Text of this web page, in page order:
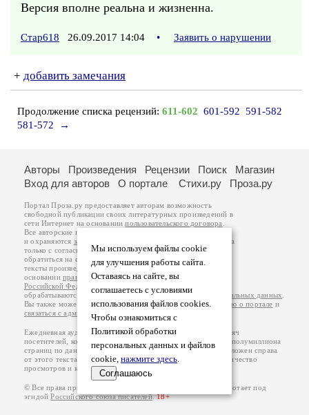
Версия вполне реальна и жизненна.
Стар618 26.09.2017 14:04 • Заявить о нарушении
+ добавить замечания
Продолжение списка рецензий: 611-602 601-592 591-582
581-572
→
Мы используем файлы cookie
для улучшения работы сайта.
Оставаясь на сайте, вы
соглашаетесь с условиями
использования файлов cookies.
Чтобы ознакомиться с
Политикой обработки
персональных данных и файлов
cookie, нажмите здесь.
Соглашаюсь
Авторы Произведения Рецензии Поиск
Магазин
Вход для авторов
О портале Стихи.ру Проза.ру
Портал Проза.ру предоставляет авторам возможность
свободной публикации своих литературных произведений в
сети Интернет на основаниипользовательского договора
Все авторские права на произведения принадлежат авторам
и охраняются законом
. Перепечатка произведений возможна
только с согласия его автора, к которому вы можете
обратиться на его авторской странице. Ответственность за
тексты произведений авторы несут самостоятельно на
основанииправил публикацииизаконодательства
Российской Федерации
обрабатываются на основанииПолитики обработки персональных данных
Вы также можете посмотреть более подробнуюинформацию о портале и
связаться с администрацией
Ежедневная аудитория портала Проза.ру – порядка 100 тысяч
посетителей, которые в общей сумме просматривают более полумиллиона
страниц по данным счетчика посещаемости, который расположен справа
от этого текста. В каждой графе указано по две цифры: количество
просмотров и количество посетителей.
© Все права принадлежат авторам, 2000-2026. Портал работает под
эгидойРоссийского союза писателей.18+